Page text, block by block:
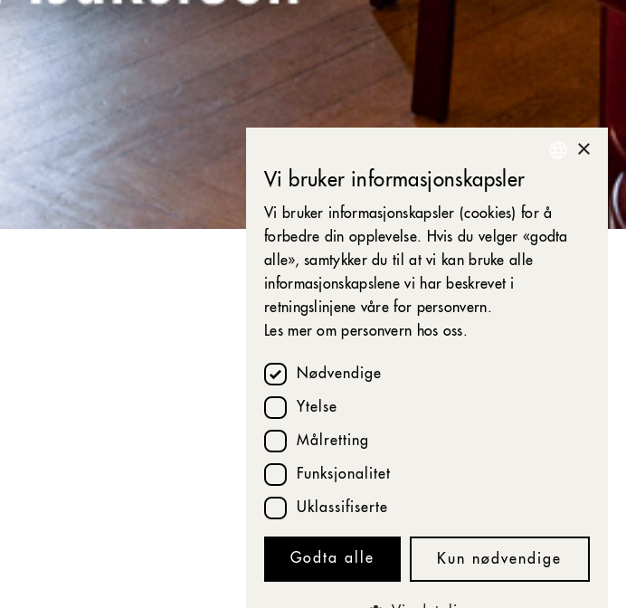
Nyhetsbrev: Få eksklusive tilbud
14. oktober 2025, kl. 20:00
1 time og 20 minutter
ENGLISH
×
Vi bruker informasjonskapsler
Vi bruker informasjonskapsler (cookies) for å
forbedre din opplevelse. Hvis du velger «godta
alle», samtykker du til at vi kan bruke alle
informasjonskapslene vi har beskrevet i
retningslinjene våre for personvern.
Les mer om personvern hos oss.
Nødvendige
Ytelse
Målretting
Funksjonalitet
Uklassifiserte
Godta alle Kun nødvendige